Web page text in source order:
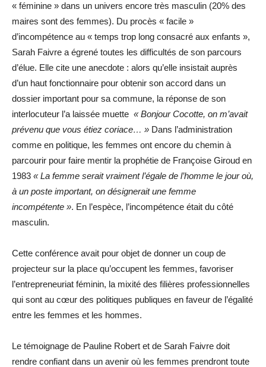
« féminine » dans un univers encore très masculin (20% des
maires sont des femmes). Du procès « facile »
d’incompétence au « temps trop long consacré aux enfants »,
Sarah Faivre a égrené toutes les difficultés de son parcours
d’élue. Elle cite une anecdote : alors qu’elle insistait auprès
d’un haut fonctionnaire pour obtenir son accord dans un
dossier important pour sa commune, la réponse de son
interlocuteur l’a laissée muette « Bonjour Cocotte, on m’avait
prévenu que vous étiez coriace… » Dans l’administration
comme en politique, les femmes ont encore du chemin à
parcourir pour faire mentir la prophétie de Françoise Giroud en
1983 « La femme serait vraiment l’égale de l’homme le jour où,
à un poste important, on désignerait une femme
incompétente ». En l’espèce, l’incompétence était du côté
masculin.
Cette conférence avait pour objet de donner un coup de
projecteur sur la place qu’occupent les femmes, favoriser
l’entrepreneuriat féminin, la mixité des filières professionnelles
qui sont au cœur des politiques publiques en faveur de l’égalité
entre les femmes et les hommes.
Le témoignage de Pauline Robert et de Sarah Faivre doit
rendre confiant dans un avenir où les femmes prendront toute